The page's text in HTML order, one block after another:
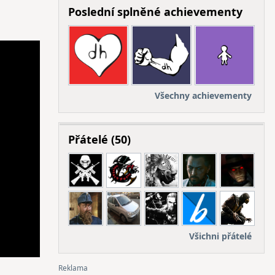
Poslední splněné achievementy
Všechny achievementy
Přátelé (50)
Všichni přátelé